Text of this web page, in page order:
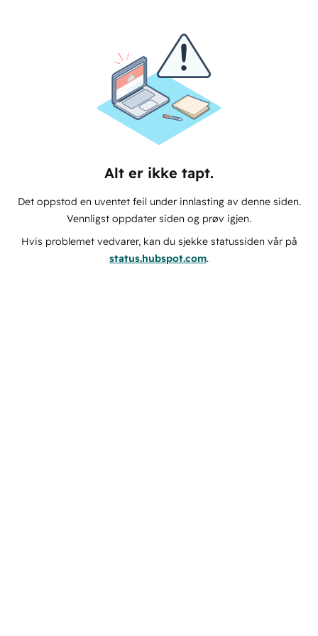
Alt er ikke tapt.
Det oppstod en uventet feil under innlasting av denne siden.
Vennligst oppdater siden og prøv igjen.
Hvis problemet vedvarer, kan du sjekke statussiden vår på
status.hubspot.com.